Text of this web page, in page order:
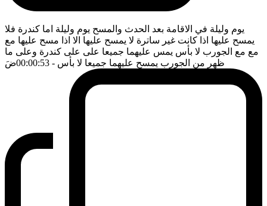
يوم وليلة في الاقامة بعد الحدث والمسح يوم وليلة اما كندرة فلا
يمسح عليها اذا كانت غير ساترة لا يمسح عليها الا اذا مسح عليها مع
مع مع الجورب لا بأس يمس عليهما جميعا على على كندرة وعلى ما
ظهر من الجورب يمسح عليهما جميعا لا بأس - 00:00:53 ضَ